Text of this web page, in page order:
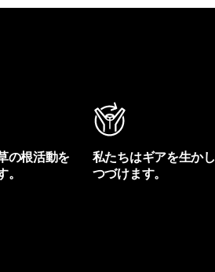
の根活動を
私たちはギアを生かし
つづけます。